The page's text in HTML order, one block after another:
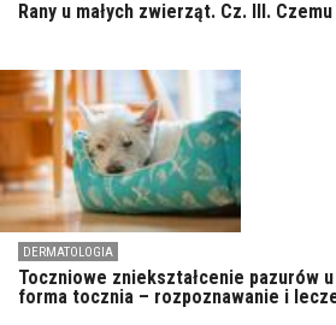
Rany u małych zwierząt. Cz. III.
DERMATOLOGIA
Toczniowe zniekształcenie pazurów
forma tocznia – rozpoznawanie i